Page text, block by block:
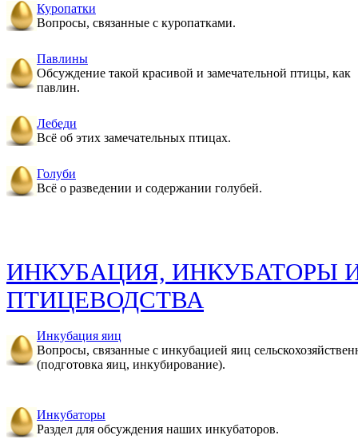
Куропатки
Вопросы, связанные с куропатками.
Павлины
Обсуждение такой красивой и замечательной птицы, как
павлин.
Лебеди
Всё об этих замечательных птицах.
Голуби
Всё о разведении и содержании голубей.
ИНКУБАЦИЯ, ИНКУБАТОРЫ
ПТИЦЕВОДСТВА
Инкубация яиц
Вопросы, связанные с инкубацией яиц
(подготовка яиц, инкубирование).
Инкубаторы
Раздел для обсуждения наших инкубаторов.